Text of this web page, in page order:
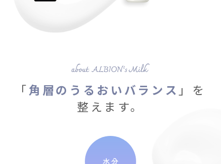
「角層のうるおいバランス 」を
整えます。